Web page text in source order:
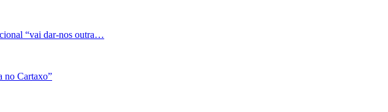
“vai dar-nos outra…
no Cartaxo”